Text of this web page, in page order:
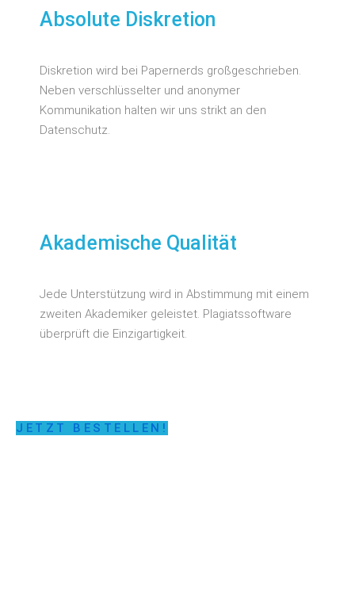
Absolute Diskretion
Diskretion wird bei Papernerds großgeschrieben.
Neben verschlüsselter und anonymer
Kommunikation halten wir uns strikt an den
Datenschutz.
Akademische Qualität
Jede Unterstützung wird in Abstimmung mit einem
zweiten Akademiker geleistet. Plagiatssoftware
überprüft die Einzigartigkeit.
JETZT BESTELLEN!